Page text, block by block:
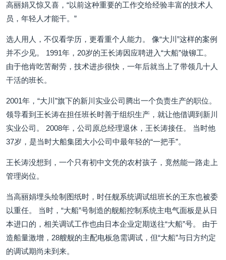
高丽娟又惊又喜，“以前这种重要的工作交给经验丰富的技术人
员，年轻人才能干。”
选人用人，不仅看学历，更看重个人能力。 像“大川”这样的案例
并不少见。 1991年，20岁的王长涛因应聘进入“大船”做铆工。
由于他肯吃苦耐劳，技术进步很快，一年后就当上了带领几十人
干活的班长。
2001年，“大川”旗下的新川实业公司腾出一个负责生产的职位。
领导看到王长涛在担任班长时善于组织生产，就让他借调到新川
实业公司。 2008年，公司原总经理退休，王长涛接任。 当时他
37岁，是当时大船集团大小公司中最年轻的“一把手”。
王长涛没想到，一个只有初中文凭的农村孩子，竟然能一路走上
管理岗位。
当高丽娟埋头绘制图纸时，时任舰系统调试组班长的王东也被委
以重任。 当时，“大船”号制造的舰船控制系统主电气面板是从日
本进口的，相关调试工作也由日本企业定期送往“大船”号。 由于
造船量激增，28艘舰的主配电板急需调试，但“大船”与日方约定
的调试期尚未到来。